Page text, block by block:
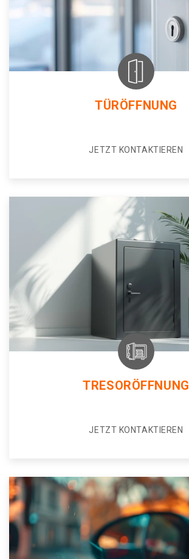
TÜRÖFFNUNG
JETZT KONTAKTIEREN
TRESORÖFFNUNG
JETZT KONTAKTIEREN